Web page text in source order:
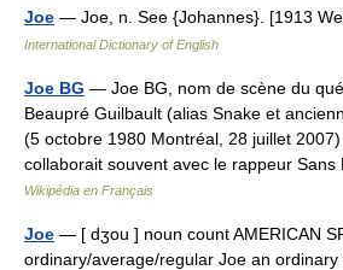
Joe — Joe, n. See {Johannes}. [1913
International Dictionary of English
Joe BG — Joe BG, nom de scène du
Beaupré Guilbault (alias Snake et
(5 octobre 1980 Montréal, 28 juillet
collaborait souvent avec le rappeur
Wikipédia en Français
Joe — [ dʒou ] noun count AMERICAN
ordinary/average/regular Joe an